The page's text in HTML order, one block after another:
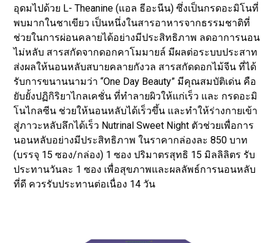
อุดมไปด้วย L- Theanine (แอล ธีอะนีน) ซึ่งเป็นกรดอะมิโนที่
พบมากในชาเขียว เป็นหนึ่งในสารอาหารจากธรรมชาติที่
ช่วยในการผ่อนคลายได้อย่างมีประสิทธิภาพ ลดอาการนอน
ไม่หลับ สารสกัดจากดอกคาโมมายล์ มีผลต่อระบบประสาท
ส่งผลให้นอนหลับสบายคลายกังวล สารสกัดดอกไม้จีน ที่ได้
รับการขนานนามว่า “One Day Beauty” มีคุณสมบัติเด่น คือ
ยับยั้งปฏิกิริยาไกลเคชั่น ที่ทำลายผิวให้แก่เร็ว และ กรดอะมิ
โนไกลซีน ช่วยให้นอนหลับได้เร็วขึ้น และทำให้ร่างกายเข้า
สู่ภาวะหลับลึกได้เร็ว Nutrinal Sweet Night ตัวช่วยเพื่อการ
นอนหลับอย่างมีประสิทธิภาพ ในราคากล่องละ 850 บาท
(บรรจุ 15 ซอง/กล่อง) 1 ซอง ปริมาตรสุทธิ 15 มิลลิลิตร รับ
ประทานวันละ 1 ซอง เพื่อสุขภาพและผลลัพธ์การนอนหลับ
ที่ดี ควรรับประทานต่อเนื่อง 14 วัน